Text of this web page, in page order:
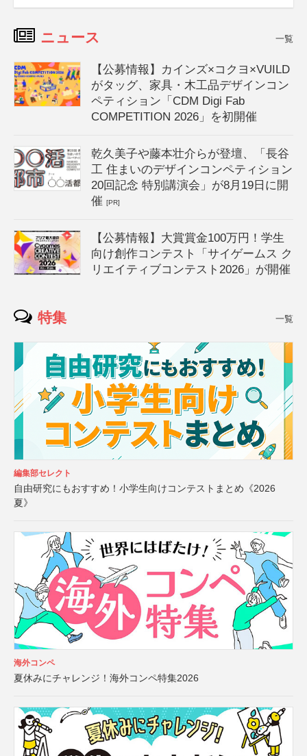
ニュース 一覧
【公募情報】カインズ×コクヨ×VUILD
がタッグ、家具・木工品デザインコン
ペティション「CDM Digi Fab
COMPETITION 2026」を初開催
乾久美子や藤本壮介らが登壇、「長谷
工 住まいのデザインコンペティション
20回記念 特別講演会」が8月19日に開
催[PR]
【公募情報】大賞賞金100万円！学生
向け創作コンテスト「サイゲームス ク
リエイティブコンテスト2026」が開催
特集 一覧
編集部セレクト
自由研究にもおすすめ！小学生向けコンテストまとめ《2026
夏》
海外コンペ
夏休みにチャレンジ！海外コンペ特集2026